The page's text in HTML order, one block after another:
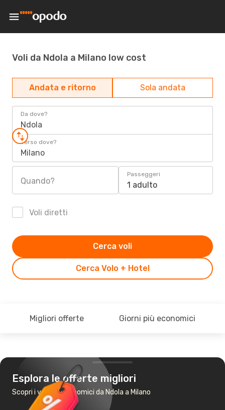
Voli da Ndola a Milano low cost
Andata e ritorno Sola andata
Da dove?
Ndola
Verso dove?
Milano
Quando?
Passeggeri
1 adulto
Voli diretti
Cerca Volo + Hotel
Cerca voli
Migliori offerte Giorni più economici
Esplora le offerte migliori
Scopri i voli più economici da Ndola a Milano